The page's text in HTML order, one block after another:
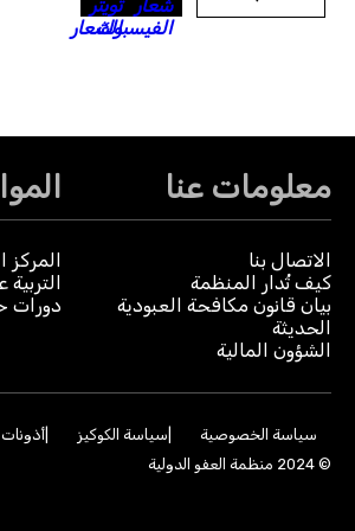
معلومات عنا
الاتصال بنا
كيف تُدار المنظمة
بيان قانون مكافحة العبودية
الحديثة
الشؤون المالية
المركز
دورات
سياسة الخصوصية سياسة الكوكيز أذونات
© 2024 منظمة العفو الدولية